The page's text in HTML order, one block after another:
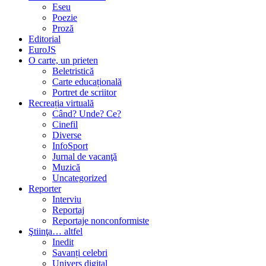
Eseu
Poezie
Proză
Editorial
EuroJS
O carte, un prieten
Beletristică
Carte educațională
Portret de scriitor
Recreația virtuală
Când? Unde? Ce?
Cinefil
Diverse
InfoSport
Jurnal de vacanţă
Muzică
Uncategorized
Reporter
Interviu
Reportaj
Reportaje nonconformiste
Ştiinţa… altfel
Inedit
Savanți celebri
Univers digital